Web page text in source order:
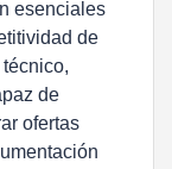
esenciales
de
de
ofertas